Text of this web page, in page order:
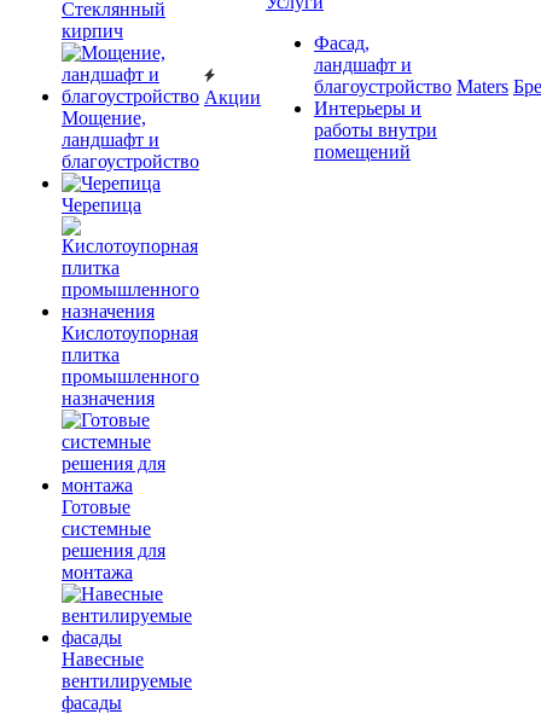
Cтеклянный
кирпич
Мощение,
ландшафт и
благоустройство
Черепица
Кислотоупорная
плитка
промышленного
назначения
Готовые
системные
решения для
монтажа
Навесные
вентилируемые
фасады
Акции
Фасад,
ландшафт и
благоустройство
Интерьеры и
работы внутри
помещений
Maters